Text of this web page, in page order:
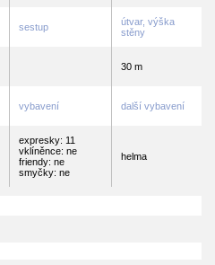
sestup
útvar, výška
stěny
30 m
vybavení další vybavení
expresky: 11
vklíněnce: ne
friendy: ne
smyčky: ne
helma